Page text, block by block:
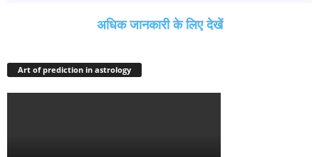
अधिक जानकारी के लिए देखें
Art of prediction in astrology